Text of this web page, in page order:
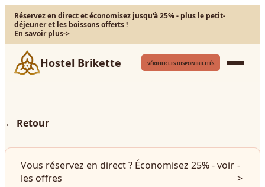
Réservez en direct et économisez jusqu'à 25% - plus le petit-
déjeuner et les boissons offerts !
En savoir plus->
Hostel Brikette VÉRIFIER LES DISPONIBILITÉS
← Retour
Vous réservez en direct ? Économisez 25% - voir
les offres
-
>